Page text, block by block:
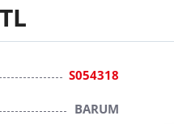
S054318
BARUM